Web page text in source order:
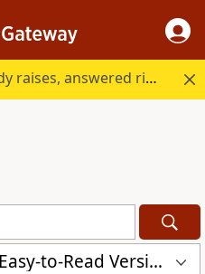
Every question Bible study raises, answered right here.
Thai New Testament: Easy-to-Read Version (ERV-TH)